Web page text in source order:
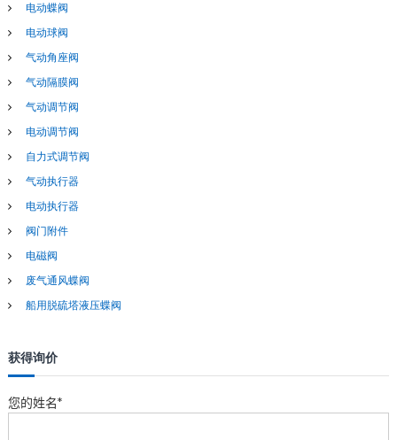
r
电动蝶阀
电动球阀
气动角座阀
气动隔膜阀
气动调节阀
电动调节阀
自力式调节阀
气动执行器
电动执行器
阀门附件
电磁阀
废气通风蝶阀
船用脱硫塔液压蝶阀
获得询价
您的姓名*